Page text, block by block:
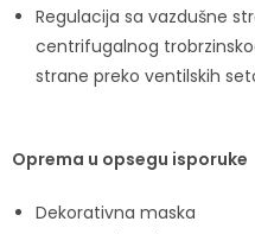
Regulacija sa vazdušne
centrifugalnog
strane preko ventilskih
Oprema u opsegu isporuke
Dekorativna maska